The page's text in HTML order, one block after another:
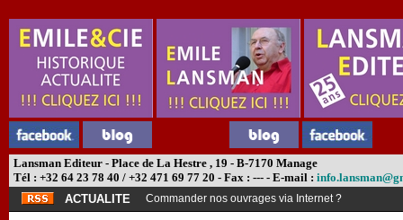
Lansman Editeur - Place de La Hestre , 19 - B-7170 Manage
Tél : +32 64 23 78 40 / +32 471 69 77 20 - Fax : --- - E-mail :
ACTUALITE
Commander nos ouvrages via Internet ?